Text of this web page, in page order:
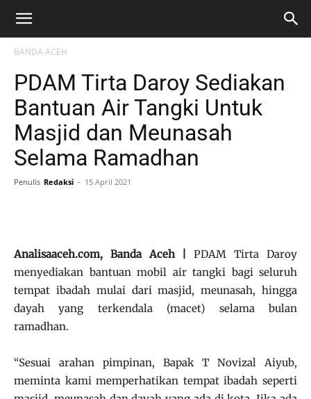
BANDA ACEH
PDAM Tirta Daroy Sediakan
Bantuan Air Tangki Untuk
Masjid dan Meunasah
Selama Ramadhan
Penulis Redaksi - 15 April 2021
Analisaaceh.com, Banda Aceh |
PDAM Tirta Daroy
menyediakan bantuan mobil air tangki bagi seluruh
tempat ibadah mulai dari masjid, meunasah, hingga
dayah yang terkendala (macet) selama bulan
ramadhan.
“Sesuai arahan pimpinan, Bapak T Novizal Aiyub,
meminta kami memperhatikan tempat ibadah seperti